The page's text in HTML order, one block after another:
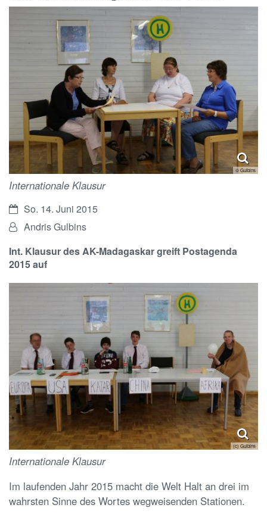
© Gulbins
Internationale Klausur
Datum:So. 14. Juni 2015
Von:Andris Gulbins
Int. Klausur des AK-Madagaskar greift Postagenda
2015 auf
(c) Gulbins
Internationale Klausur
Im laufenden Jahr 2015 macht die Welt Halt an drei im
wahrsten Sinne des Wortes wegweisenden Stationen.